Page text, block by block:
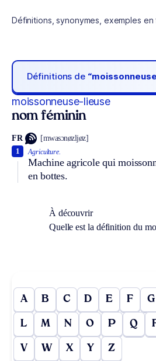
Définitions, synonymes, exemples en
Définitions de
moissonneuse-lieuse
nom féminin
FR [mwasɔnøzljøz]
Agriculture.
Machine agricole qui
en bottes.
1
À découvrir
Quelle est la définition du
A B C D E F G
L M N O P Q
V W X Y Z